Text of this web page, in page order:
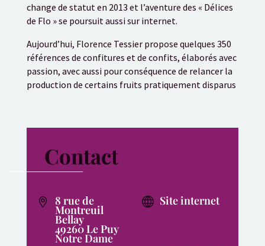
change de statut en 2013 et l’aventure des « Délices
de Flo » se poursuit aussi sur internet.
Aujourd’hui, Florence Tessier propose quelques 350
références de confitures et de confits, élaborés avec
passion, avec aussi pour conséquence de relancer la
production de certains fruits pratiquement disparus
Contact
8 rue de
Montreuil
Bellay
49260 Le Puy
Notre Dame
Site internet